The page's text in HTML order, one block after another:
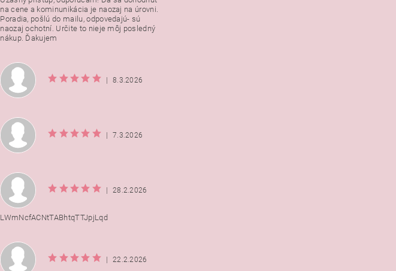
na cene a kominunikácia je naozaj na úrovni.
Poradia, pošlú do mailu, odpovedajú- sú
naozaj ochotní. Určite to nieje môj posledný
nákup. Ďakujem
8.3.2026
7.3.2026
28.2.2026
LWmNcfACNtTABhtqTTJpjLqd
22.2.2026